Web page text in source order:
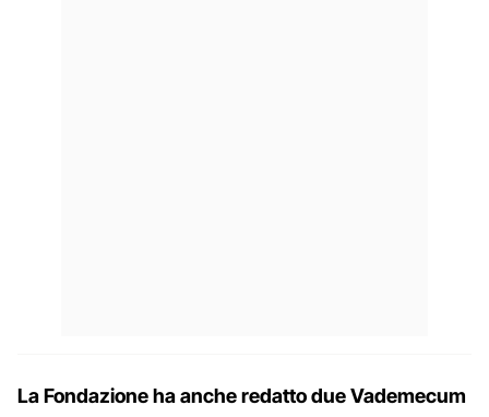
La Fondazione ha anche redatto due Vademecum